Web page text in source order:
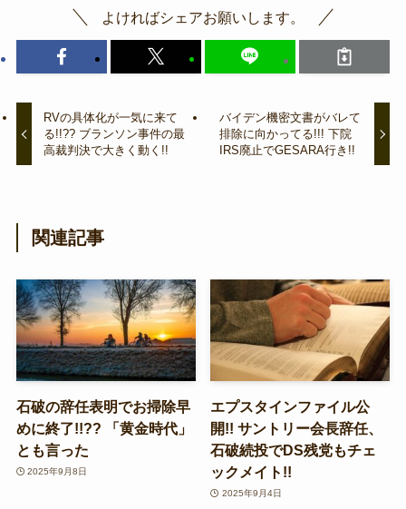
よければシェアお願いします。
RVの具体化が一気に来て
る!!?? ブランソン事件の最
高裁判決で大きく動く!!
バイデン機密文書がバレて
排除に向かってる!!! 下院
IRS廃止でGESARA行き!!
関連記事
石破の辞任表明でお掃除早
めに終了!!?? 「黄金時代」
とも言った
2025年9月8日
エプスタインファイル公
開!! サントリー会長辞任、
石破続投でDS残党もチェ
ックメイト!!
2025年9月4日